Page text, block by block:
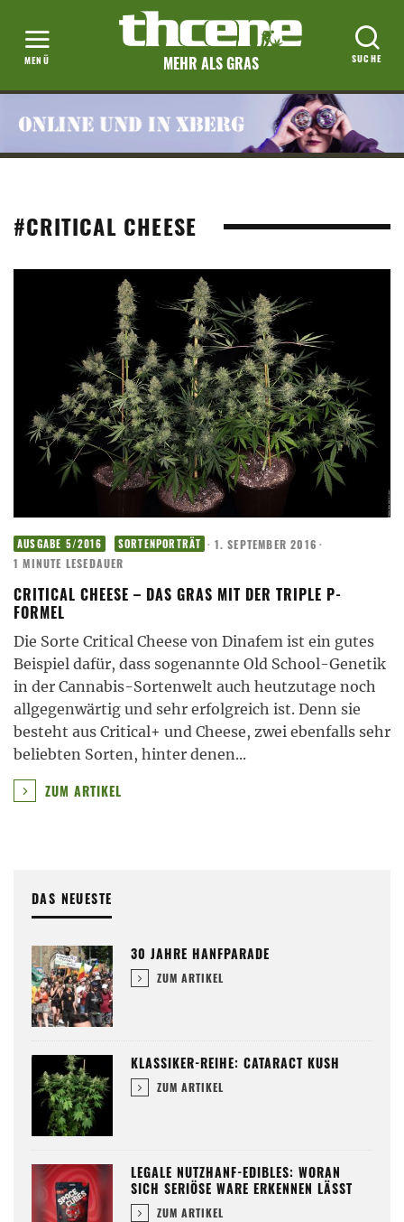
MEHR ALS GRAS
#CRITICAL CHEESE
AUSGABE 5/2016 SORTENPORTRÄT · 1. SEPTEMBER 2016 ·
1 MINUTE LESEDAUER
CRITICAL CHEESE – DAS GRAS MIT DER TRIPLE P-
FORMEL
Die Sorte Critical Cheese von Dinafem ist ein gutes
Beispiel dafür, dass sogenannte Old School-Genetik
in der Cannabis-Sortenwelt auch heutzutage noch
allgegenwärtig und sehr erfolgreich ist. Denn sie
besteht aus Critical+ und Cheese, zwei ebenfalls sehr
beliebten Sorten, hinter denen...
ZUM ARTIKEL
DAS NEUESTE
30 JAHRE HANFPARADE
ZUM ARTIKEL
KLASSIKER-REIHE: CATARACT KUSH
ZUM ARTIKEL
LEGALE NUTZHANF-EDIBLES: WORAN
SICH SERIÖSE WARE ERKENNEN LÄSST
ZUM ARTIKEL